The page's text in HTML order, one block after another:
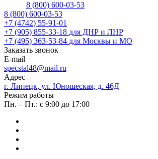
8 (800) 600-03-53
8 (800) 600-03-53
+7 (4742) 55-91-01
+7 (905) 855-33-18 для ДНР и ЛНР
+7 (495) 363-53-84 для Москвы и МО
Заказать звонок
E-mail
specstal48@mail.ru
Адрес
г. Липецк, ул. Юношеская, д. 46Д
Режим работы
Пн. – Пт.: с 9:00 до 17:00